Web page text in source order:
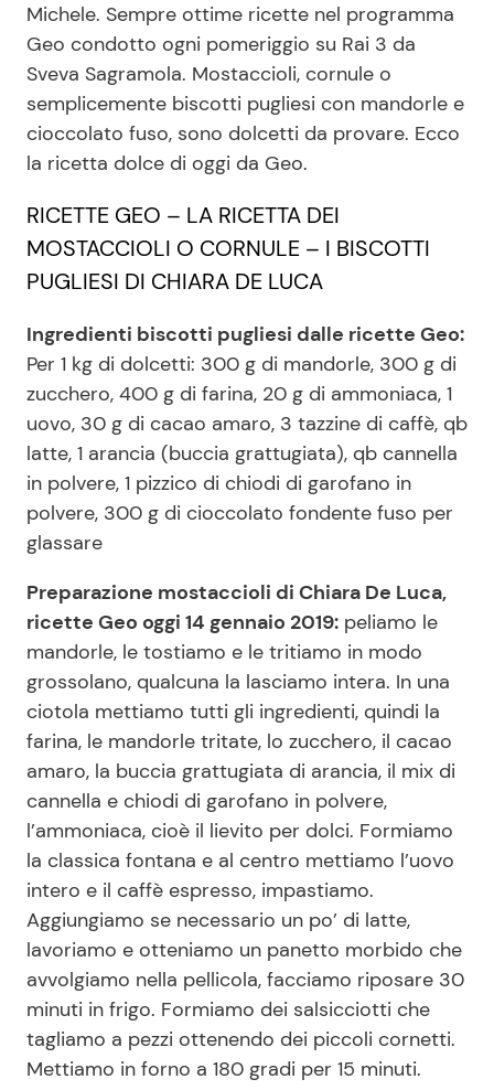
Viaggi e Turismo
Festività
Ricette Feste
Ricette per Bambini
Chi siamo
Disclaimer e Privacy
Redazione
Contattaci
Pubblicità
Privacy Policy
Michele. Sempre ottime ricette nel programma
Geo condotto ogni pomeriggio su Rai 3 da
Sveva Sagramola. Mostaccioli, cornule o
semplicemente biscotti pugliesi con mandorle e
cioccolato fuso, sono dolcetti da provare. Ecco
la ricetta dolce di oggi da Geo.
RICETTE GEO – LA RICETTA DEI
MOSTACCIOLI O CORNULE – I BISCOTTI
PUGLIESI DI CHIARA DE LUCA
Ingredienti biscotti pugliesi dalle ricette Geo:
Per 1 kg di dolcetti: 300 g di mandorle, 300 g di
zucchero, 400 g di farina, 20 g di ammoniaca, 1
uovo, 30 g di cacao amaro, 3 tazzine di caffè, qb
latte, 1 arancia (buccia grattugiata), qb cannella
in polvere, 1 pizzico di chiodi di garofano in
polvere, 300 g di cioccolato fondente fuso per
glassare
Preparazione mostaccioli di Chiara De Luca,
ricette Geo oggi 14 gennaio 2019: peliamo le
mandorle, le tostiamo e le tritiamo in modo
grossolano, qualcuna la lasciamo intera. In una
ciotola mettiamo tutti gli ingredienti, quindi la
farina, le mandorle tritate, lo zucchero, il cacao
amaro, la buccia grattugiata di arancia, il mix di
cannella e chiodi di garofano in polvere,
l’ammoniaca, cioè il lievito per dolci. Formiamo
la classica fontana e al centro mettiamo l’uovo
intero e il caffè espresso, impastiamo.
Aggiungiamo se necessario un po’ di latte,
lavoriamo e otteniamo un panetto morbido che
avvolgiamo nella pellicola, facciamo riposare 30
minuti in frigo. Formiamo dei salsicciotti che
tagliamo a pezzi ottenendo dei piccoli cornetti.
Mettiamo in forno a 180 gradi per 15 minuti.